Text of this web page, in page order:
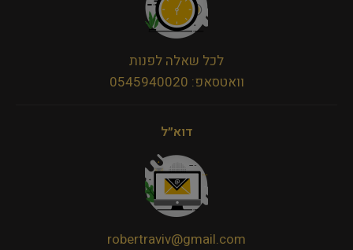
לכל שאלה לפנות
וואטסאפ: 0545940020
דוא״ל
robertraviv@gmail.com